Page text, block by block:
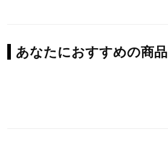
あなたにおすすめの商品